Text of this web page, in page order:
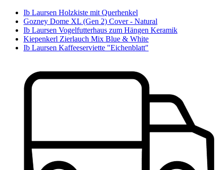
Ib Laursen Holzkiste mit Querhenkel
Gozney Dome XL (Gen 2) Cover - Natural
Ib Laursen Vogelfutterhaus zum Hängen Keramik
Kiepenkerl Zierlauch Mix Blue & White
Ib Laursen Kaffeeserviette "Eichenblatt"